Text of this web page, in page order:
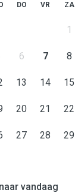
DO VR ZA
1
6 7 8
13 14 15
20 21 22
27 28 29
vandaag